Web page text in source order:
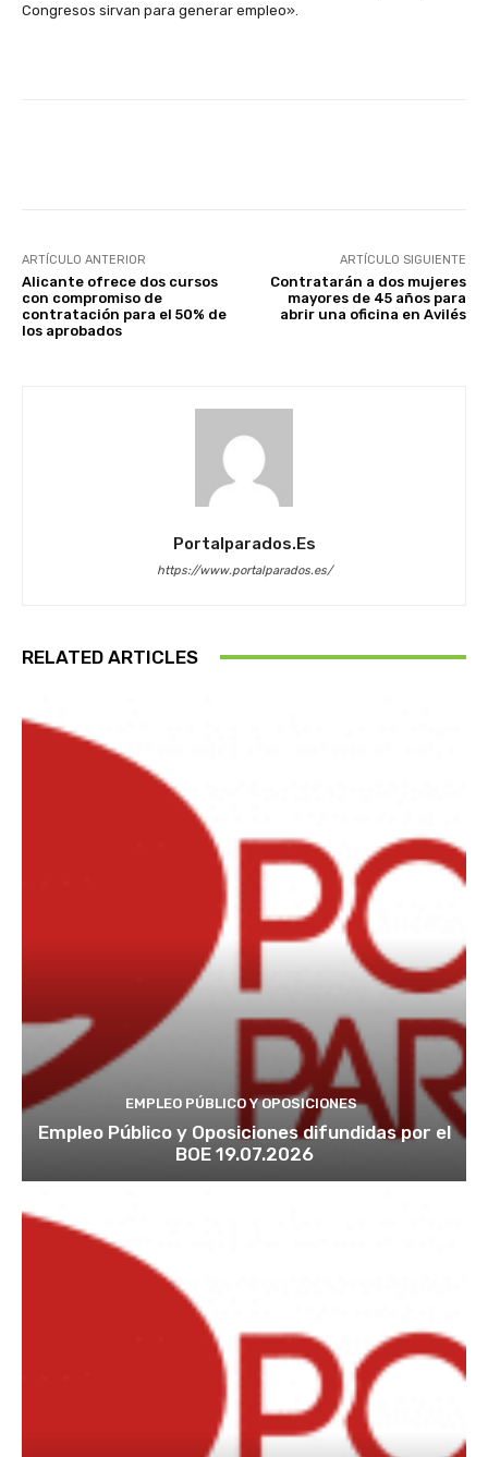
Congresos sirvan para generar empleo».
ARTÍCULO ANTERIOR
Alicante ofrece dos cursos
con compromiso de
contratación para el 50% de
los aprobados
ARTÍCULO SIGUIENTE
Contratarán a dos mujeres
mayores de 45 años para
abrir una oficina en Avilés
Portalparados.es
https://www.portalparados.es/
RELATED ARTICLES
EMPLEO PÚBLICO Y OPOSICIONES
Empleo Público y Oposiciones difundidas por el
BOE 19.07.2026